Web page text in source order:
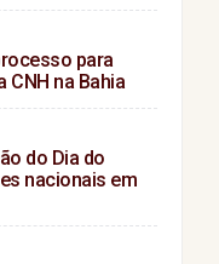
para
CNH na Bahia
do Dia do
nacionais em